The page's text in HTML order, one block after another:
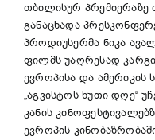
თბილისურ პრემიერაზე
განაცხადა
პროდიუსერმა ნიკა
ფილმს უაღრესად კარგი
ევროპისა და ამერიკის
„აგვისტოს ხუთი დღე“
კანის
ევროპის